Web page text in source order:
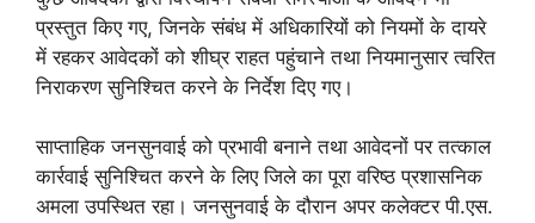
प्रस्तुत किए गए, जिनके संबंध में अधिकारियों को नियमों के दायरे
में रहकर आवेदकों को शीघ्र राहत पहुंचाने तथा नियमानुसार त्वरित
निराकरण सुनिश्चित करने के निर्देश दिए गए।
साप्ताहिक जनसुनवाई को प्रभावी बनाने तथा आवेदनों पर तत्काल
कार्रवाई सुनिश्चित करने के लिए जिले का पूरा वरिष्ठ प्रशासनिक
अमला उपस्थित रहा। जनसुनवाई के दौरान अपर कलेक्टर पी.एस.